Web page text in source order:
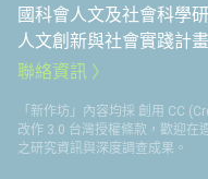
國科會人文及社會科學
人文創新與社會實踐計畫
聯絡資訊
「新作坊」內容均採 創用 CC
改作 3.0 台灣授權條款，歡迎在
之研究資訊與深度調查成果。